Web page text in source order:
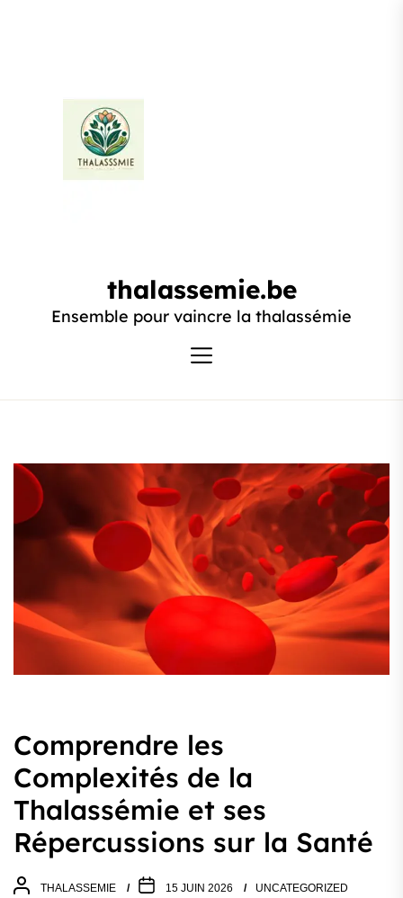
thalassemie.be
thalassemie.be
Ensemble pour vaincre la thalassémie
Comprendre les
Complexités de la
Thalassémie et ses
Répercussions sur la Santé
THALASSEMIE 15 JUIN 2026 UNCATEGORIZED